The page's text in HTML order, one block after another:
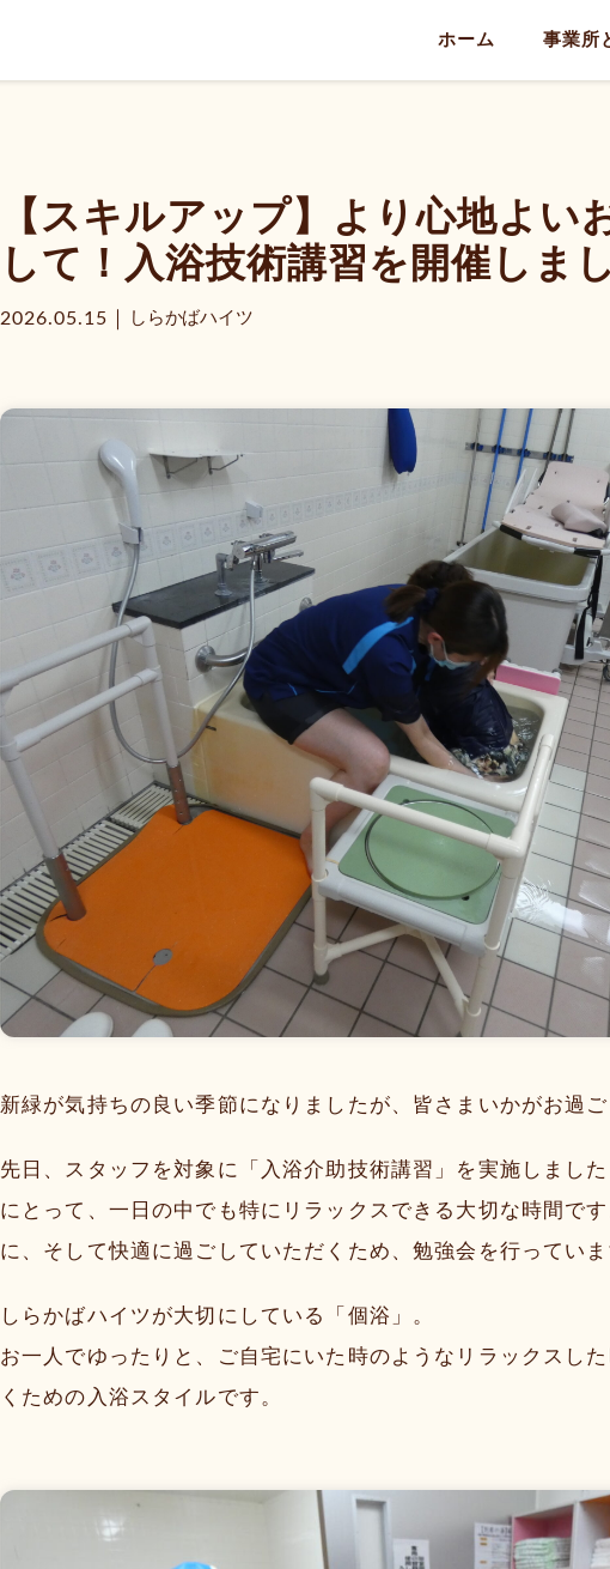
ホーム 事業所
【スキルアップ】より心地よい
して！入浴技術講習を開催しま
2026.05.15 しらかばハイツ
新緑が気持ちの良い季節になりましたが、皆さまいかがお過ご
先日、スタッフを対象に「入浴介助技術講習」を実施しまし
にとって、一日の中でも特にリラックスできる大切な時間で
に、そして快適に過ごしていただくため、勉強会を行っていま
しらかばハイツが大切にしている「個浴」。
お一人でゆったりと、ご自宅にいた時のようなリラックスし
くための入浴スタイルです。